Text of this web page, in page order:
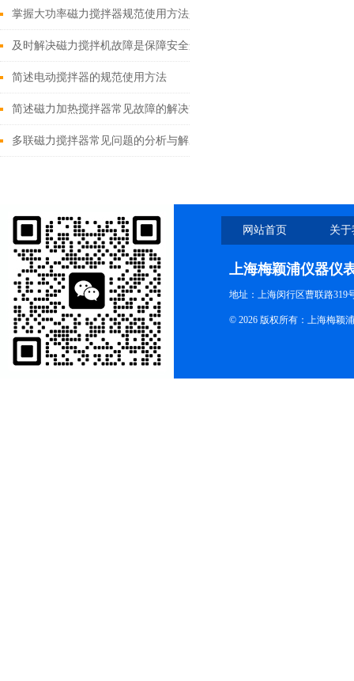
掌握大功率磁力搅拌器规范使用方法是实现实验安全的关键
及时解决磁力搅拌机故障是保障安全运行的关键
简述电动搅拌器的规范使用方法
简述磁力加热搅拌器常见故障的解决方法
多联磁力搅拌器常见问题的分析与解决方法分享
网站首页 关
上海梅颖浦仪器仪
地址：上海闵行区曹联路319
© 2026 版权所有：上海梅颖